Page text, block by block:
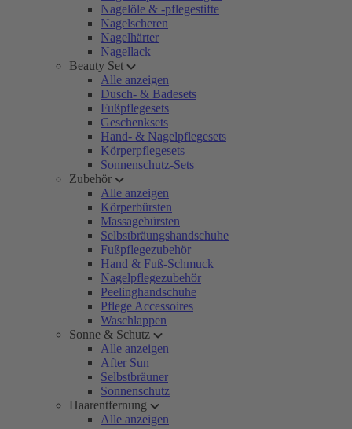
Nagelöle & -pflegestifte
Nagelscheren
Nagelhärter
Nagellack
Beauty Set
Alle anzeigen
Dusch- & Badesets
Fußpflegesets
Geschenksets
Hand- & Nagelpflegesets
Körperpflegesets
Sonnenschutz-Sets
Zubehör
Alle anzeigen
Körperbürsten
Massagebürsten
Selbstbräungshandschuhe
Fußpflegezubehör
Hand & Fuß-Schmuck
Nagelpflegezubehör
Peelinghandschuhe
Pflege Accessoires
Waschlappen
Sonne & Schutz
Alle anzeigen
After Sun
Selbstbräuner
Sonnenschutz
Haarentfernung
Alle anzeigen